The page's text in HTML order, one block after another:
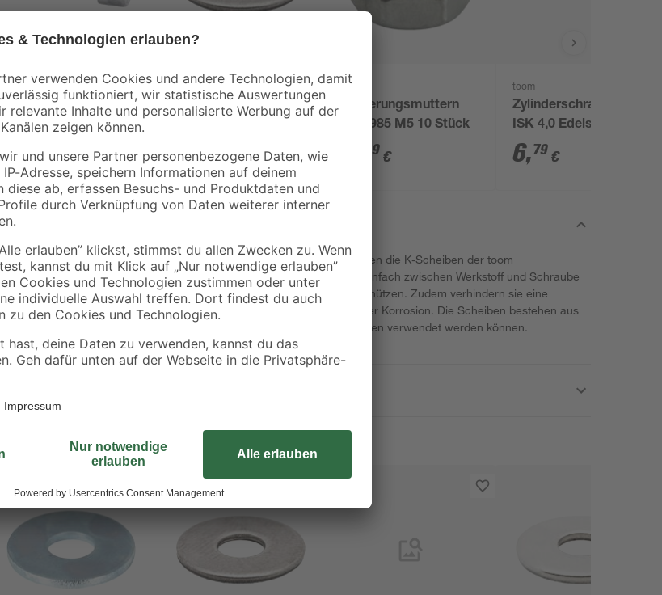
Zylinderschrauben
ISK 4,0 Edelstahl M5
6,09€
Karoscheiben
5,39€
Sicherungsmuttern
DIN 985 M5 10 Stück
69 €
toom
Zylinderschrauben
ISK 4,0 Edelstahl M5
x 20 mm 6 Stück
6,79 €
Besondere Sicherheit bei Verschraubungen bieten die K-Scheiben der toom
Qualitätsmarke. Die Unterlegscheiben werden einfach zwischen Werkstoff und Schraube
platziert, um das Material vor Druckstellen zu schützen. Zudem verhindern sie eine
Loslösung der Verbindung durch Vibrationen oder Korrosion. Die Scheiben bestehen aus
rostfreiem Edelstahl, wodurch sie innen und außen verwendet werden können.
Bestseller